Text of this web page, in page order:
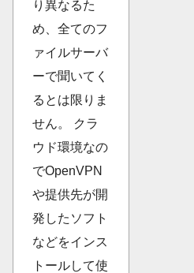
り異なるた
め、全てのフ
ァイルサーバ
ーで聞いてく
るとは限りま
せん。 クラ
ウド環境なの
でOpenVPN
や提供先が開
発したソフト
などをインス
トールして使